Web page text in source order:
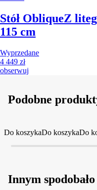
Stół ObliqueZ
115 cm
Wyprzedane
4 449 zł
obserwuj
Podobne
Do koszykaDo koszykaDo
Innym